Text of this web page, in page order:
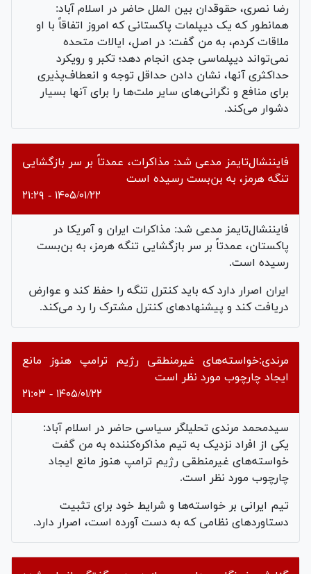
رضا نصری، حقوقدان بین الملل حاضر در اسلام آباد:
همانطور که یک دیپلمات پاکستانی که امروز اتفاقاً با او
ملاقات کردم، به من گفت: در اصل، ایالات متحده
نمی‌تواند دیپلماسی جدی انجام دهد؛ تکبر و رویکرد
حداکثری آنها، نشان دادن حداقل توجه و انعطاف‌پذیری
برای منافع و نگرانی‌های سایر ملت‌ها را برای آنها بسیار
دشوار می‌کند.
فایننشال‌تایمز مدعی شد: مذاکرات، عمدتاً بر سر بازگشایی
تنگه هرمز، به بن‌بست رسیده است
۱۴۰۵/۰۱/۲۲ - ۲۱:۲۹
فایننشال‌تایمز مدعی شد: مذاکرات ایران و آمریکا در
پاکستان، عمدتاً بر سر بازگشایی تنگه هرمز، به بن‌بست
رسیده است.
ایران اصرار دارد که باید کنترل تنگه را حفظ کند و عوارض
دریافت کند و پیشنهادهای کنترل مشترک را رد می‌کند.
مرندی:خواسته‌های غیرمنطقی رژیم ترامپ هنوز مانع
ایجاد چارچوب مورد نظر است
۱۴۰۵/۰۱/۲۲ - ۲۱:۰۳
سیدمحمد مرندی تحلیلگر سیاسی حاضر در اسلام آباد:
یکی از افراد نزدیک به تیم مذاکره‌کننده به من گفت
خواسته‌های غیرمنطقی رژیم ترامپ هنوز مانع ایجاد
چارچوب مورد نظر است.
تیم ایرانی بر خواسته‌ها و شرایط خود برای تثبیت
دستاوردهای نظامی که به دست آورده است، اصرار دارد.